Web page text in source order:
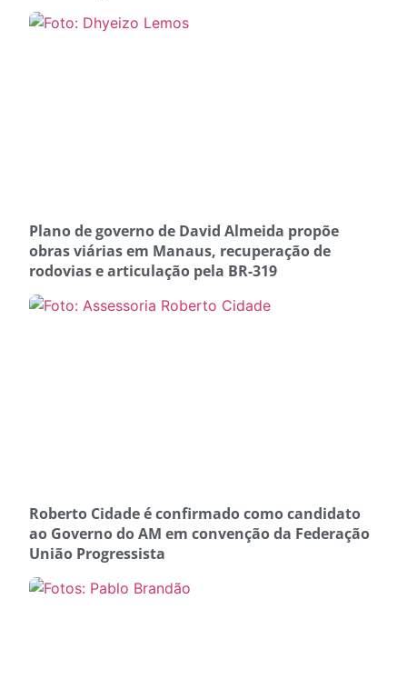
Plano de governo de David Almeida propõe
obras viárias em Manaus, recuperação de
rodovias e articulação pela BR-319
Roberto Cidade é confirmado como candidato
ao Governo do AM em convenção da Federação
União Progressista